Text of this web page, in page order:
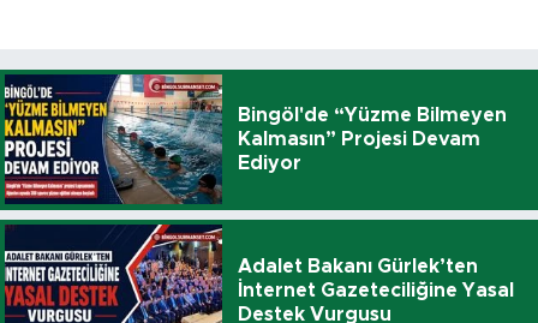
Bingöl'de “Yüzme Bilmeyen
Kalmasın” Projesi Devam
Ediyor
Adalet Bakanı Gürlek’ten
İnternet Gazeteciliğine Yasal
Destek Vurgusu